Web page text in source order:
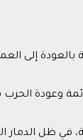
إلى
وعودة
ظل الدمار